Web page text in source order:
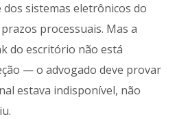
sistemas eletrônicos do
processuais. Mas a
do escritório não está
— o advogado deve provar
estava indisponível, não